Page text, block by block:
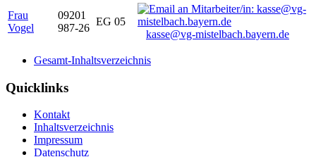
Frau
Vogel
09201
987-26
EG 05
kasse@vg-mistelbach.bayern.de
Gesamt-Inhaltsverzeichnis
Quicklinks
Kontakt
Inhaltsverzeichnis
Impressum
Datenschutz